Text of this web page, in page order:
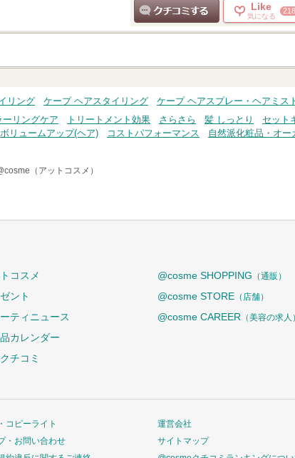
クチコミする
Like
気になる
218
リング ケープ ヘアスタイリング
ケープ ヘアスプレー・ヘアミス
ーリングケア トリートメント効果 さらさら 髪 しっとり セット
ボリュームアップ(ヘア) コストパフォーマンス 自然派化粧品・オー
（アットコスメ）
コスメ
ント
ティニュース
カレンダー
チコミ
@cosme SHOPPING （通販）
@cosme STORE （店舗）
@cosme CAREER （美容の求人）
コピーライト
・お問い合わせ
運営会社
サイトマップ